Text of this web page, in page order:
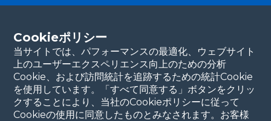
Cookieポリシー
当サイトでは、パフォーマンスの最適化、ウェブサイト
上のユーザーエクスペリエンス向上のための分析
Cookie、および訪問統計を追跡するための統計Cookie
を使用しています。「すべて同意する」ボタンをクリッ
クすることにより、当社のCookieポリシーに従って
Cookieの使用に同意したものとみなされます。お客様
連絡先の詳細をご記入ください。当チームが
すぐにご連絡いたします。ありがとうございます！
続ける